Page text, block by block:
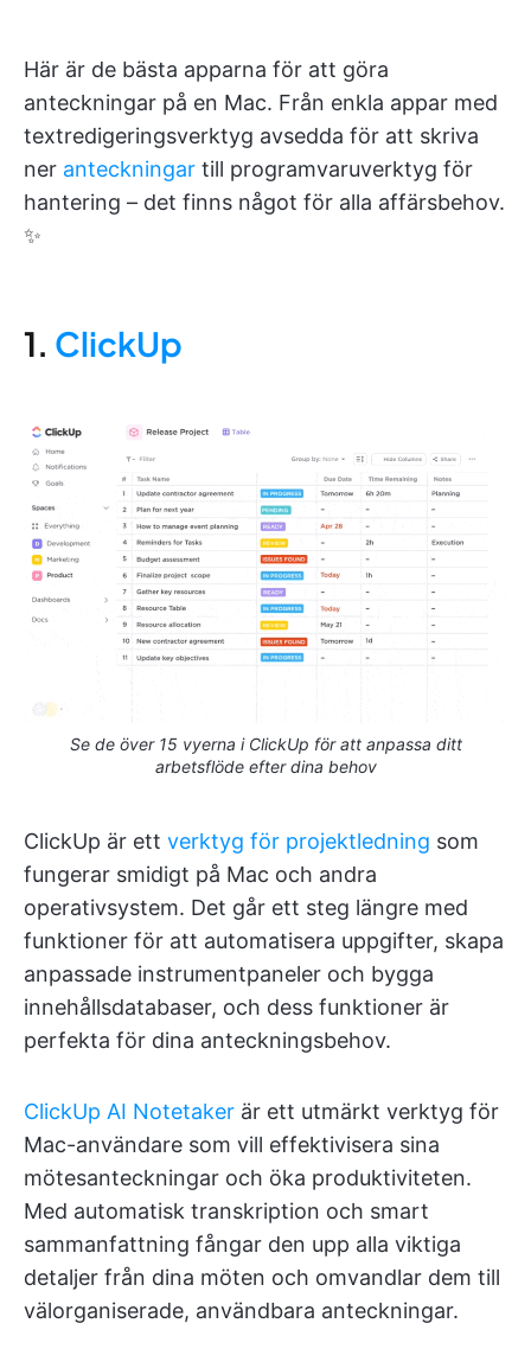
Här är de bästa apparna för att göra
anteckningar på en Mac. Från enkla appar med
textredigeringsverktyg avsedda för att skriva
ner anteckningar till programvaruverktyg för
hantering – det finns något för alla affärsbehov.
✨
1. ClickUp
Se de över 15 vyerna i ClickUp för att anpassa ditt
arbetsflöde efter dina behov
ClickUp är ett verktyg för projektledning som
fungerar smidigt på Mac och andra
operativsystem. Det går ett steg längre med
funktioner för att automatisera uppgifter, skapa
anpassade instrumentpaneler och bygga
innehållsdatabaser, och dess funktioner är
perfekta för dina anteckningsbehov.
ClickUp AI Notetaker är ett utmärkt verktyg för
Mac-användare som vill effektivisera sina
mötesanteckningar och öka produktiviteten.
Med automatisk transkription och smart
sammanfattning fångar den upp alla viktiga
detaljer från dina möten och omvandlar dem till
välorganiserade, användbara anteckningar.